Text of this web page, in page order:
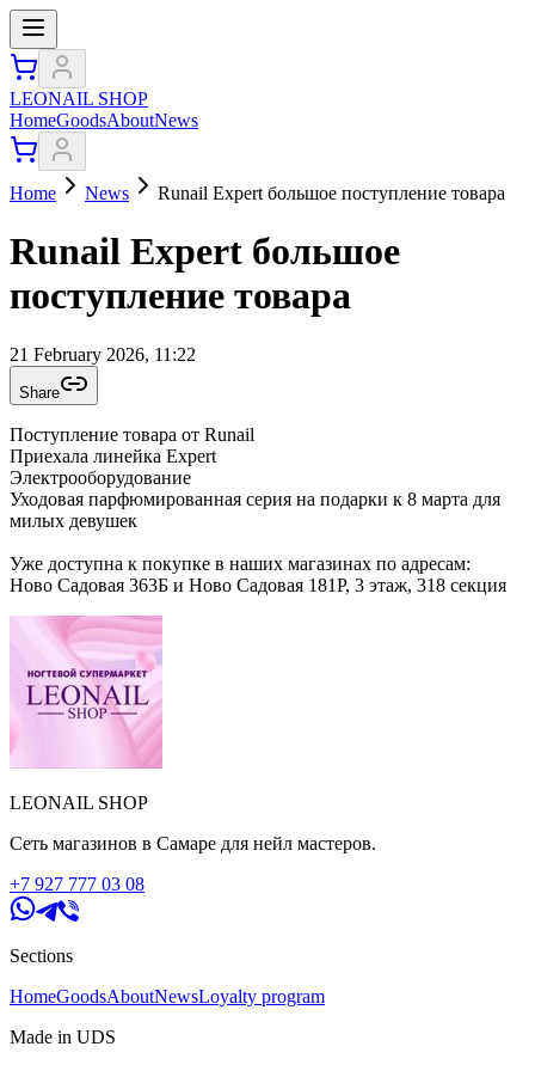
LEONAIL SHOP
HomeGoodsAboutNews
Home News Runail Expert большое поступление товара
Runail Expert большое
поступление товара
21 February 2026, 11:22
Share
Поступление товара от Runail
Приехала линейка Expert
Электрооборудование
Уходовая парфюмированная серия на подарки к 8 марта для
милых девушек
Уже доступна к покупке в наших магазинах по адресам:
Ново Садовая 363Б и Ново Садовая 181Р, 3 этаж, 318 секция
LEONAIL SHOP
Сеть магазинов в Самаре для нейл мастеров.
+7 927 777 03 08
Sections
HomeGoodsAboutNewsLoyalty program
Made in UDS